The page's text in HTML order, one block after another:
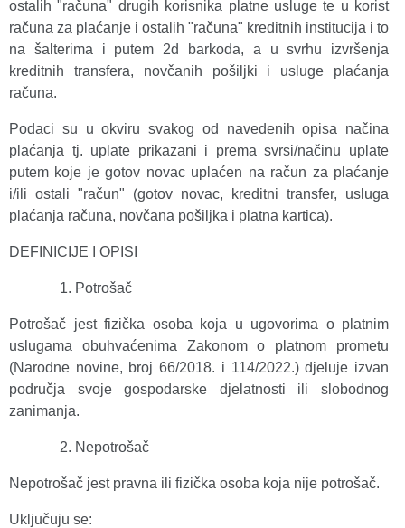
ostalih "računa" drugih korisnika platne usluge te u korist
računa za plaćanje i ostalih "računa" kreditnih institucija i to
na šalterima i putem 2d barkoda, a u svrhu izvršenja
kreditnih transfera, novčanih pošiljki i usluge plaćanja
računa.
Podaci su u okviru svakog od navedenih opisa načina
plaćanja tj. uplate prikazani i prema svrsi/načinu uplate
putem koje je gotov novac uplaćen na račun za plaćanje
i/ili ostali "račun" (gotov novac, kreditni transfer, usluga
plaćanja računa, novčana pošiljka i platna kartica).
DEFINICIJE I OPISI
Potrošač
Potrošač jest fizička osoba koja u ugovorima o platnim
uslugama obuhvaćenima Zakonom o platnom prometu
(Narodne novine, broj 66/2018. i 114/2022.) djeluje izvan
područja svoje gospodarske djelatnosti ili slobodnog
zanimanja.
Nepotrošač
Nepotrošač jest pravna ili fizička osoba koja nije potrošač.
Uključuju se: